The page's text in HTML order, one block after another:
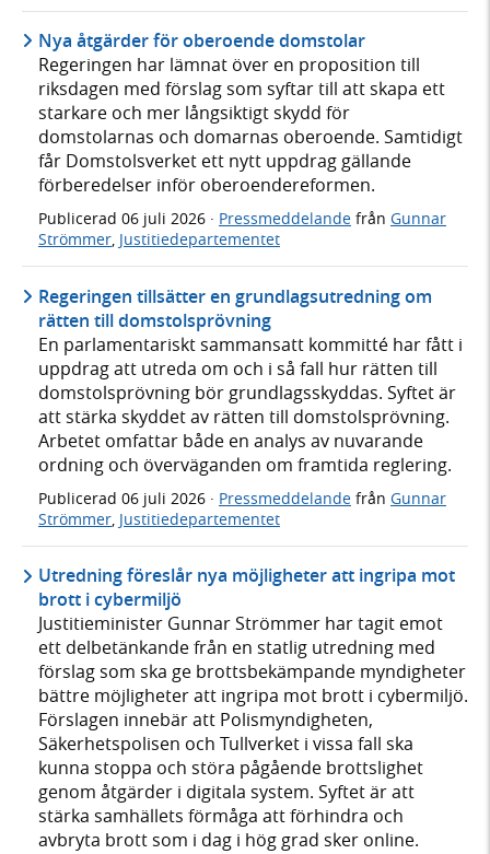
Nya åtgärder för oberoende domstolar
Regeringen har lämnat över en proposition till
riksdagen med förslag som syftar till att skapa ett
starkare och mer långsiktigt skydd för
domstolarnas och domarnas oberoende. Samtidigt
får Domstolsverket ett nytt uppdrag gällande
förberedelser inför oberoendereformen.
Publicerad 06 juli 2026 · Pressmeddelande från Gunnar
Strömmer, Justitiedepartementet
Regeringen tillsätter en grundlagsutredning om
rätten till domstolsprövning
En parlamentariskt sammansatt kommitté har fått i
uppdrag att utreda om och i så fall hur rätten till
domstolsprövning bör grundlagsskyddas. Syftet är
att stärka skyddet av rätten till domstolsprövning.
Arbetet omfattar både en analys av nuvarande
ordning och överväganden om framtida reglering.
Publicerad 06 juli 2026 · Pressmeddelande från Gunnar
Strömmer, Justitiedepartementet
Utredning föreslår nya möjligheter att ingripa mot
brott i cybermiljö
Justitieminister Gunnar Strömmer har tagit emot
ett delbetänkande från en statlig utredning med
förslag som ska ge brottsbekämpande myndigheter
bättre möjligheter att ingripa mot brott i cybermiljö.
Förslagen innebär att Polismyndigheten,
Säkerhetspolisen och Tullverket i vissa fall ska
kunna stoppa och störa pågående brottslighet
genom åtgärder i digitala system. Syftet är att
stärka samhällets förmåga att förhindra och
avbryta brott som i dag i hög grad sker online.